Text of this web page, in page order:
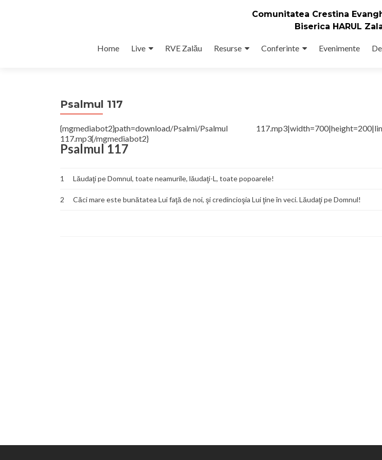
Comunitatea Crestina
Biserica HARUL
Home Live RVE Zalău Resurse Conferinte Evenimente
Psalmul 117
{mgmediabot2}path=download/Psalmi/Psalmul
117.mp3{/mgmediabot2}
Psalmul 117
1 Lăudaţi pe Domnul, toate neamurile, lăudaţi-L, toate popoarele!
2 Căci mare este bunătatea Lui faţă de noi, şi credincioşia Lui ţine în veci. Lăudaţi pe Domnul!